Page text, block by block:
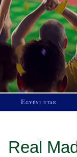
Egyéni utak
Real